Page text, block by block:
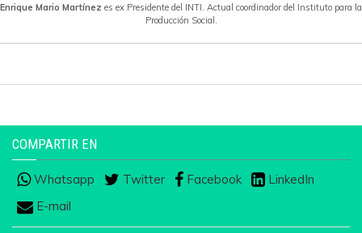
Enrique Mario Martínez es ex Presidente del INTI. Actual coordinador del Instituto para la
Producción Social.
COMPARTIR EN
Whatsapp Twitter Facebook
LinkedIn
E-mail